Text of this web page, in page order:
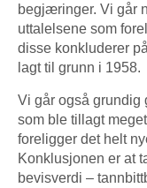
begjæringer. Vi går
uttalelsene som
disse konkluderer
lagt til grunn i 1958.
Vi går også grundig
som ble tillagt
foreligger det helt
Konklusjonen er at
bevisverdi –